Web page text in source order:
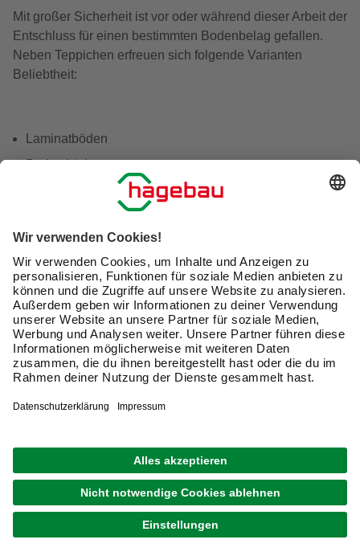
Mit großer Sicherheit ist vor oder während dieser Arbeit der
Entschluss für einen bestimmten Bodenbelag gefallen.
Neben Teppichen erfreuen sich folgende Varianten
Beliebtheit:
Laminatböden
Parkettböden
fällt die Auswahl der passenden Verlegewerkzeuge
leichter, falls diese noch nicht zur Grundausstattung
für den Heimwerkerbedarf gehören. Sie dienen vor
allem dazu, einzelne Arbeitsprozesse zu vereinfachen und
zugleich exaktere Ergebnisse zu erzielen.
Verlegewerkzeug,
wenn Du im Bad oder in der Küche
Gegensatz zu Parkett und Laminat sind beispielsweise
andere Schneidwerkzeuge gefragt, um Fliesen passgenau